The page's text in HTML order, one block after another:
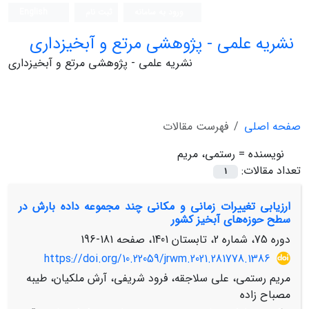
نشریه علمی - پژوهشی مرتع و آبخیزداری
نشریه علمی - پژوهشی مرتع و آبخیزداری
صفحه اصلی
فهرست مقالات
نویسنده = رستمی، مریم
تعداد مقالات:
1
ارزیابی تغییرات زمانی و مکانی چند مجموعه داده بارش در
سطح حوزه‌های آبخیز کشور
دوره 75، شماره 2، تابستان 1401، صفحه
181-196
https://doi.org/10.22059/jrwm.2021.281778.1386
مریم رستمی، علی سلاجقه، فرود شریفی، آرش ملکیان، طیبه
مصباح زاده